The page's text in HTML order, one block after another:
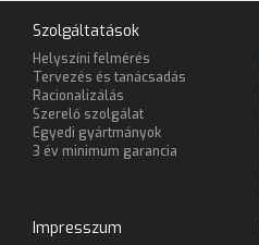
Szolgáltatások
Helyszíni felmérés
Tervezés és tanácsadás
Racionalizálás
Szerelő szolgálat
Egyedi gyártmányok
3 év minimum garancia
Impresszum